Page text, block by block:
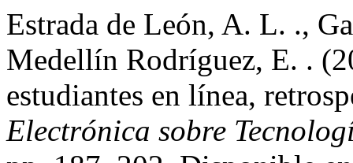
Estrada de León, A. L. .,
Medellín Rodríguez, E. .
estudiantes en línea,
Electrónica sobre